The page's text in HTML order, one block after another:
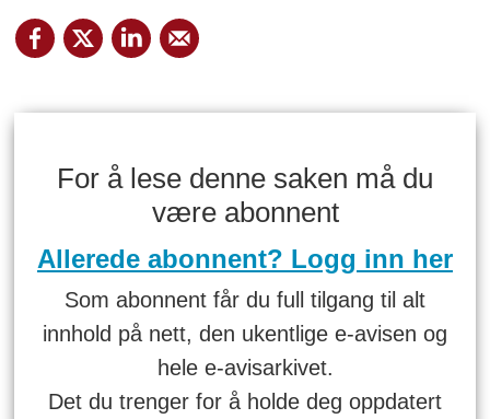
For å lese denne saken må du
være abonnent
Allerede abonnent? Logg inn her
Som abonnent får du full tilgang til alt
innhold på nett, den ukentlige e-avisen og
hele e-avisarkivet.
Det du trenger for å holde deg oppdatert